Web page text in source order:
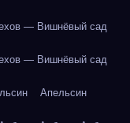
— Вишнёвый сад
— Вишнёвый сад
Апельсин